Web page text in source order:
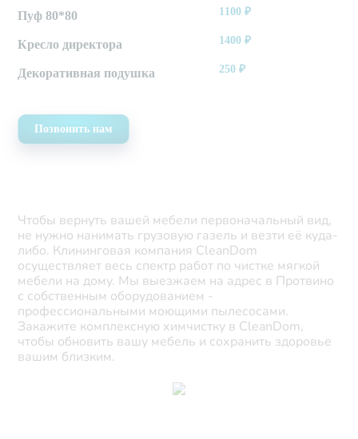
Пуф 80*80 1100 ₽
Кресло директора 1400 ₽
Декоративная подушка 250 ₽
Позвонить нам
Чтобы вернуть вашей мебели первоначальный вид,
не нужно нанимать грузовую газель и везти её куда-
либо. Клининговая компания CleanDom
осуществляет весь спектр работ по чистке мягкой
мебели на дому. Мы выезжаем на адрес в Протвино
с собственным оборудованием -
профессиональными моющими пылесосами.
Закажите комплексную химчистку в CleanDom,
чтобы обновить вашу мебель и сохранить здоровье
вашим близким.